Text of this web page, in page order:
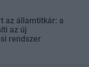
az államtitkár: a
az új
rendszer